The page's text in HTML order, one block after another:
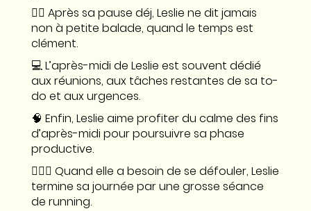
🚶‍♀️ Après sa pause déj, Leslie ne dit jamais
non à petite balade, quand le temps est
clément.
💻 L’après-midi de Leslie est souvent dédié
aux réunions, aux tâches restantes de sa to-
do et aux urgences.
🧠 Enfin, Leslie aime profiter du calme des fins
d’après-midi pour poursuivre sa phase
productive.
🏃🏽‍♀️ Quand elle a besoin de se défouler, Leslie
termine sa journée par une grosse séance
de running.